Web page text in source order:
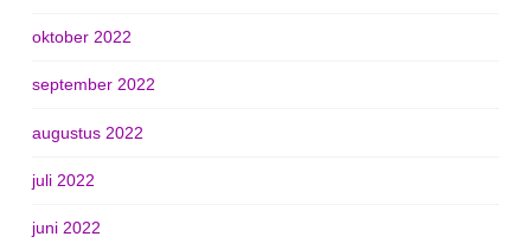
oktober 2022
september 2022
augustus 2022
juli 2022
juni 2022